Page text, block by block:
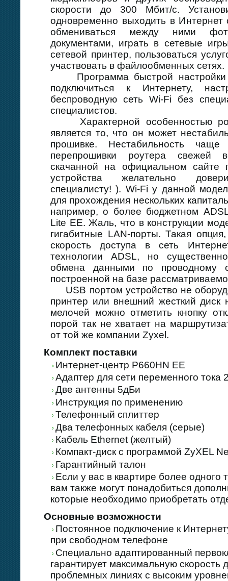
скорости до 300 Мбит/с.
одновременно выходить в Интернет
обмениваться между ними
документами, играть в сетевые
сетевой принтер, пользоваться
участвовать в файлообменных сетях.
Программа быстрой настройки
подключиться к Интернету,
беспроводную сеть Wi-Fi без
специалистов.
Характерной особенностью
является то, что он может
прошивке. Нестабильность
перепрошивки роутера свежей
скачанной на официальном сайте
устройства желательно
специалисту! ). Wi-Fi у данной
для прохождения нескольких
например, о более бюджетном
Lite ЕЕ. Жаль, что в конструкции
гигабитные LAN-порты. Такая
скорость доступа в сеть
технологии ADSL, но
обмена данными по проводному
построенной на базе
USB портом устройство не
принтер или внешний жесткий диск
мелочей можно отметить кнопку
порой так не хватает на
от той же компании Zyxel.
Комплект поставки
Интернет-центр P660HN EE
Адаптер для сети переменного тока
Две антенны 5дБи
Инструкция по применению
Телефонный сплиттер
Два телефонных кабеля (серые)
Кабель Ethernet (желтый)
Компакт-диск с программой ZyXEL
Гарантийный талон
Если у вас в квартире более одного
вам также могут понадобиться
которые необходимо приобретать
Основные возможности
Постоянное подключение к
при свободном телефоне
Специально адаптированный
гарантирует максимальную скорость
проблемных линиях с высоким